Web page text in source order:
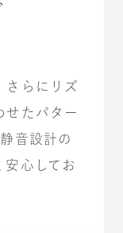
さらにリズ
せたパター
音設計の
心してお